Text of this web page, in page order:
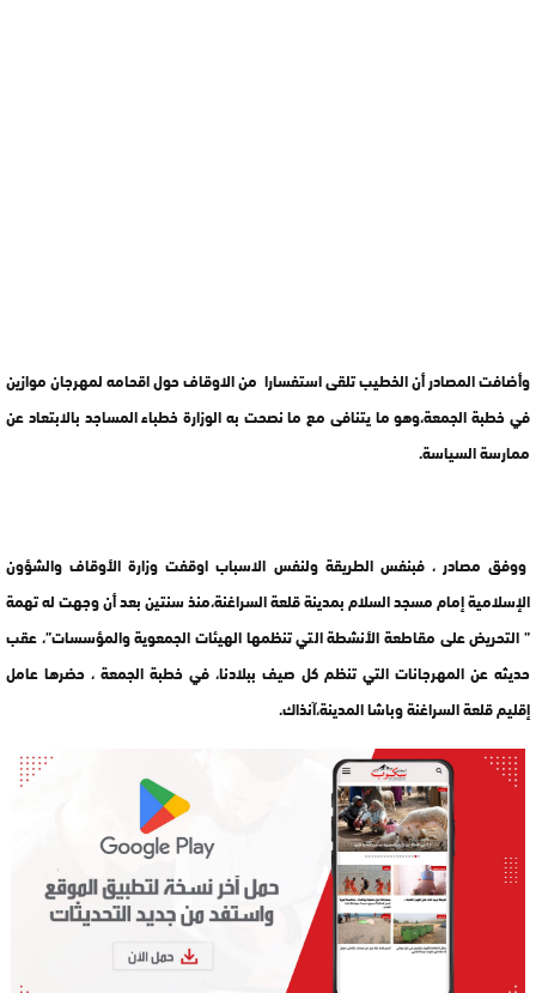
وأضافت المصادر أن الخطيب تلقى استفسارا من الاوقاف حول اقحامه لمهرجان موازين
في خطبة الجمعة،وهو ما يتنافى مع ما نصحت به الوزارة خطباء المساجد بالابتعاد عن
ممارسة السياسة.
ووفق مصادر ، فبنفس الطريقة ولنفس الاسباب اوقفت وزارة الأوقاف والشؤون
الإسلامية إمام مسجد السلام بمدينة قلعة السراغنة،منذ سنتين بعد أن وجهت له تهمة
” التحريض على مقاطعة الأنشطة التي تنظمها الهيئات الجمعوية والمؤسسات”، عقب
حديثه عن المهرجانات التي تنظم كل صيف ببلادنا، في خطبة الجمعة ، حضرها عامل
إقليم قلعة السراغنة وباشا المدينة،آنذاك.